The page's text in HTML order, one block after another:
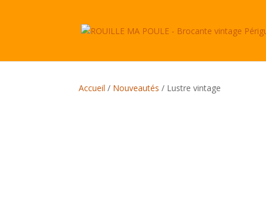
Accueil / Nouveautés / Lustre vintage